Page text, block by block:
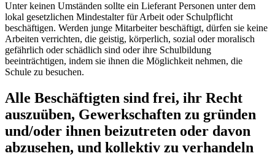
Unter keinen Umständen sollte ein Lieferant Personen unter dem
lokal gesetzlichen Mindestalter für Arbeit oder Schulpflicht
beschäftigen. Werden junge Mitarbeiter beschäftigt, dürfen sie keine
Arbeiten verrichten, die geistig, körperlich, sozial oder moralisch
gefährlich oder schädlich sind oder ihre Schulbildung
beeinträchtigen, indem sie ihnen die Möglichkeit nehmen, die
Schule zu besuchen.
Alle Beschäftigten sind frei, ihr Recht
auszuüben, Gewerkschaften zu gründen
und/oder ihnen beizutreten oder davon
abzusehen, und kollektiv zu verhandeln